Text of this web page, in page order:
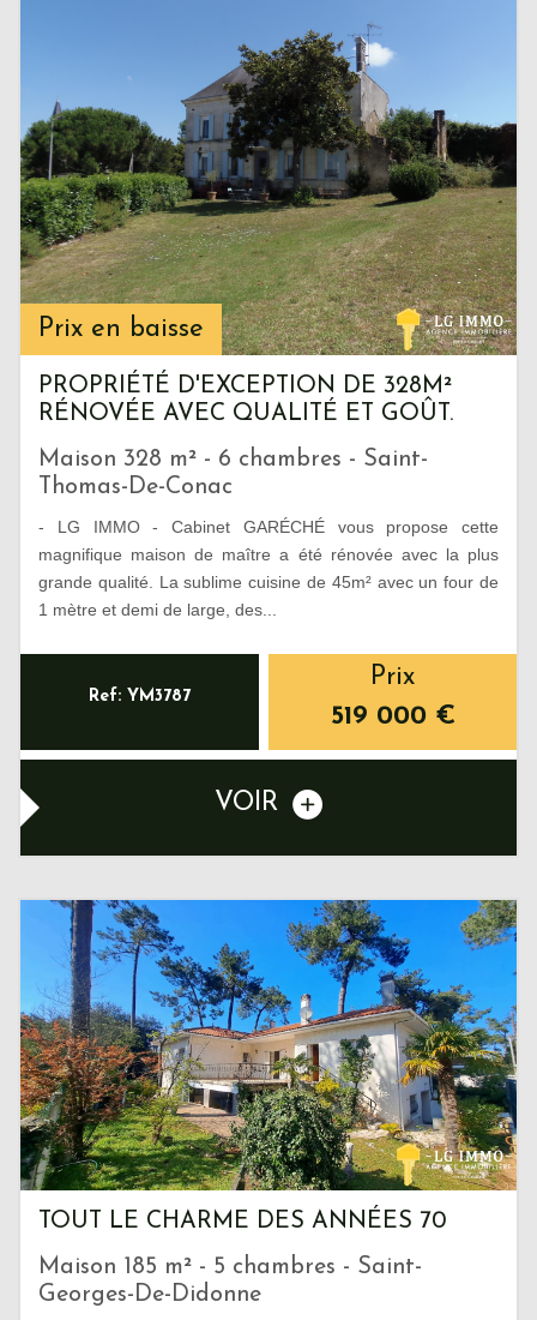
Prix en baisse
PROPRIÉTÉ D'EXCEPTION DE 328M²
RÉNOVÉE AVEC QUALITÉ ET GOÛT.
Maison 328 m² - 6 chambres - Saint-
Thomas-De-Conac
- LG IMMO - Cabinet GARÉCHÉ vous propose cette
magnifique maison de maître a été rénovée avec la plus
grande qualité. La sublime cuisine de 45m² avec un four de
1 mètre et demi de large, des...
Ref: YM3787
Prix
519 000 €
VOIR
TOUT LE CHARME DES ANNÉES 70
Maison 185 m² - 5 chambres - Saint-
Georges-De-Didonne